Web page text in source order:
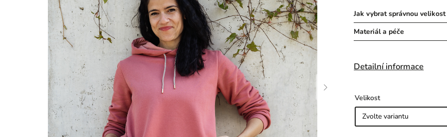
Jak vybrat správnou velikost
Materiál a péče
Detailní informace
Velikost